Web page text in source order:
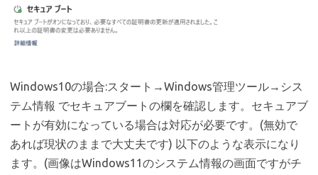
Windows10の場合:スタート→Windows管理ツール→シス
テム情報 でセキュアブートの欄を確認します。セキュアブ
ートが有効になっている場合は対応が必要です。(無効で
あれば現状のままで大丈夫です) 以下のような表示になり
ます。(画像はWindows11のシステム情報の画面ですがチ